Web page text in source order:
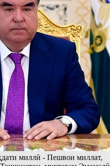
миллӣ - Пешвои миллат,